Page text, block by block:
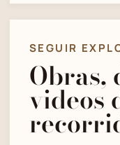
SEGUIR
Obras,
videos